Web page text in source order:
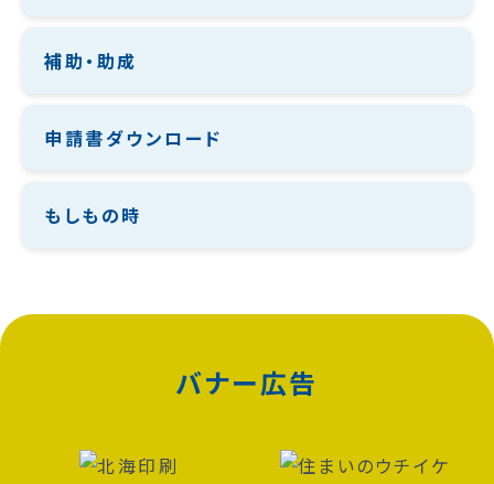
補助・助成
申請書ダウンロード
もしもの時
バナー広告